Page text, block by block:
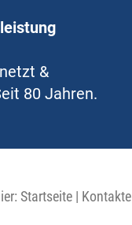
&
80 Jahren.
Startseite | Kontakte